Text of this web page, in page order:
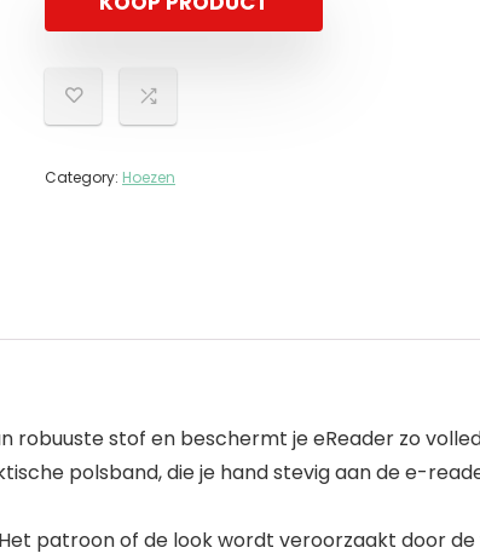
Category: Hoezen
stof en beschermt je eReader zo
polsband, die je hand stevig aan de e-
patroon of de look wordt veroorzaakt door